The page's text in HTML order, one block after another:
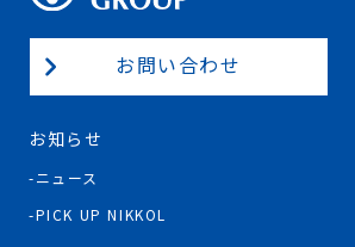
お問い合わせ
お知らせ
ニュース
PICK UP NIKKOL